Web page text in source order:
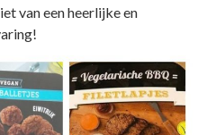
van een heerlijke en